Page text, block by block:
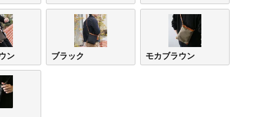
ン ブラック モカブラウン